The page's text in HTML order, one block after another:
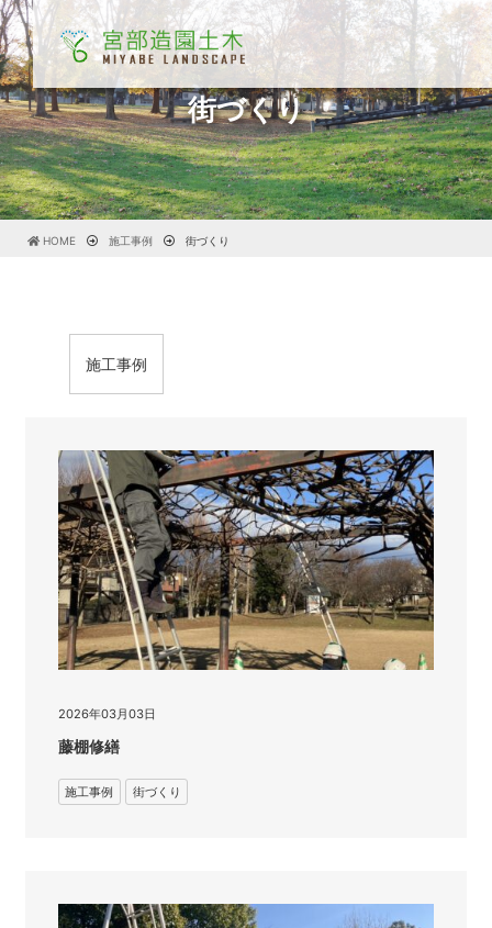
街づくり
HOME 施工事例 街づくり
施工事例
2026年03月03日
藤棚修繕
施工事例 街づくり